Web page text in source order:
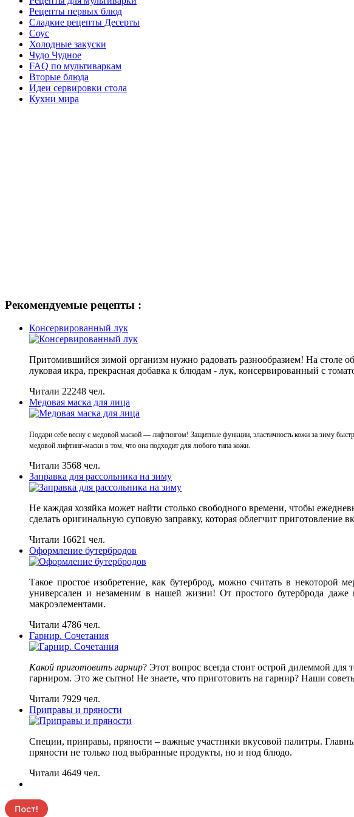
Рецепты первых блюд
Сладкие рецепты Десерты
Соус
Холодные закуски
Чудо Чудное
FAQ по мультиваркам
Вторые блюда
Идеи сервировки стола
Кухни мира
Рекомендуемые рецепты :
Консервированный лук
Притомившийся зимой организм нужно радовать разнообразием! На столе
луковая икра, прекрасная добавка к блюдам - лук, консервированный с
Читали 22248 чел.
Медовая маска для лица
Подари себе весну с медовой маской — лифтингом! Защитные функции, эластичность кожи за зиму
медовой лифтинг-маски в том, что она подходит для любого типа кожи.
Читали 3568 чел.
Заправка для рассольника на зиму
Не каждая хозяйка может найти столько свободного времени, чтобы
сделать оригинальную суповую заправку, которая облегчит приготовление
Читали 16621 чел.
Оформление бутербродов
Такое простое изобретение, как бутерброд, можно считать в
универсален и незаменим в нашей жизни! От простого бутерброда
макроэлементами.
Читали 4786 чел.
Гарнир. Сочетания
Какой приготовить гарнир? Этот вопрос всегда стоит острой дилеммой
гарниром. Это же сытно! Не знаете, что приготовить на гарнир? Наши
Читали 7929 чел.
Приправы и пряности
Специи, приправы, пряности – важные участники вкусовой палитры.
пряности не только под выбранные продукты, но и под блюдо.
Читали 4649 чел.